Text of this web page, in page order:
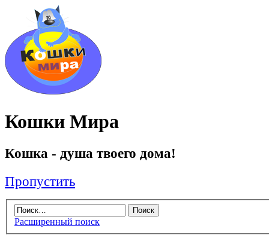
Кошки Мира
Кошка - душа твоего дома!
Пропустить
Расширенный поиск